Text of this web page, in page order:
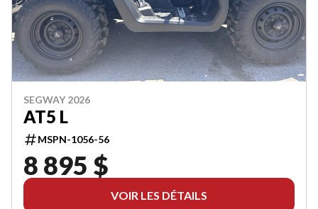
SEGWAY 2026
AT5 L
MSPN-1056-56
8 895 $
VOIR LES DÉTAILS